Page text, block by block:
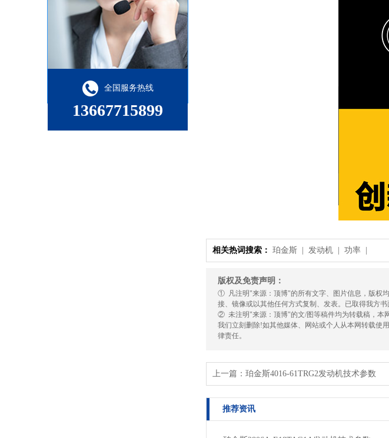
全国服务热线
13667715899
相关热词搜索： 珀金斯 | 发动机 | 功率 |
版权及免责声明：
① 凡注明"来源：顶博"的所有文字、图片信息，版权
接、镜像或以其他任何方式复制、发表。已取得我方
② 未注明"来源：顶博"的文/图等稿件均为转载稿，本
我们立刻删除!如其他媒体、网站或个人从本网转载使
律责任。
上一篇： 珀金斯4016-61TRG2发动机技术参数
推荐资讯